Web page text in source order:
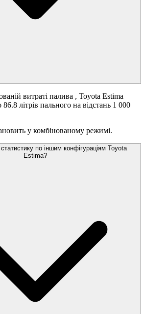
витраті палива , Toyota Estima
літрів пального на відстань 1 000
у комбінованому режимі.
по іншим конфігураціям Toyota
Estima?